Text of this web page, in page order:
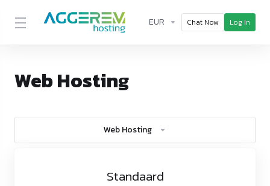
EUR Chat Now Log In
Web Hosting
Web Hosting
Standaard